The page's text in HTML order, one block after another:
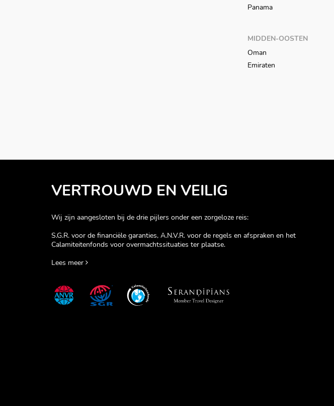
Panama
MIDDEN-OOSTEN
Oman
Emiraten
VERTROUWD EN VEILIG
Wij zijn aangesloten bij de drie pijlers onder een zorgeloze reis:
S.G.R. voor de financiële garanties, A.N.V.R. voor de regels en afspraken en het
Calamiteitenfonds voor overmachtssituaties ter plaatse.
Lees meer